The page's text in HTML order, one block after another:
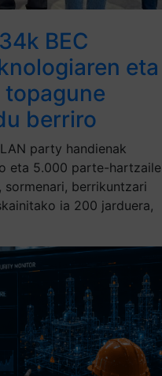
BEC
eta
berriro
party handienak
eta 5.000 parte-hartzaile
berrikuntzari
ia 200 jarduera,